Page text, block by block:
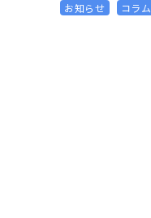
お知らせ
コラム